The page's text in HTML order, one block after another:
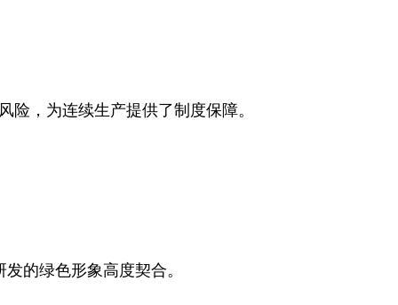
，为连续生产提供了制度保障。
的绿色形象高度契合。